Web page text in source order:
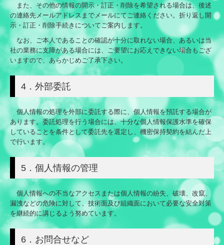
また、その他の情報の開示・訂正・削除を希望される場合は、後述
の連絡先メールアドレスまでメールにてご連絡ください。折り返し開
示・訂正・削除手続きについてご案内します。
なお、ご本人であることの確認が十分に取れない場合、あるいは当
社の業務に支障がある場合には、ご要望にお応えできない場合もござ
いますので、あらかじめご了承下さい。
4．外部委託
個人情報の処理を外部に委託する際に、個人情報を預託する場合が
あります。委託処理を行う場合には、十分な個人情報保護水準を確保
していることを条件として委託先を選定し、機密保持契約を結んだ上
で行います。
5．個人情報の管理
個人情報への不当なアクセスまたは個人情報の紛失、破壊、改竄、
漏洩などの危険に対して、技術面及び組織面において必要な安全対策
を継続的に講じるよう努めています。
6．お問合せなど